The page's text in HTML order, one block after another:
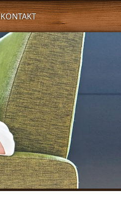
KONTAKT